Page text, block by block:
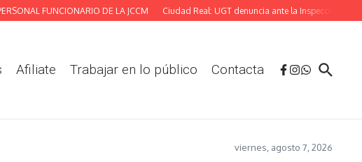
FUNCIONARIO DE LA JCCM Ciudad Real: UGT denuncia ante la Inspección las
Afiliate Trabajar en lo público Contacta
viernes, agosto 7, 2026